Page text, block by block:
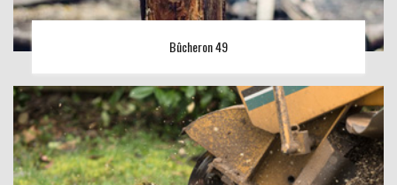
Bûcheron 49